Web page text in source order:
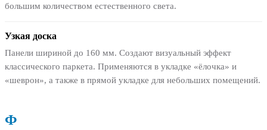
большим количеством естественного света.
Узкая доска
Панели шириной до 160 мм. Создают визуальный эффект
классического паркета. Применяются в укладке «ёлочка» и
«шеврон», а также в прямой укладке для небольших помещений.
Ф